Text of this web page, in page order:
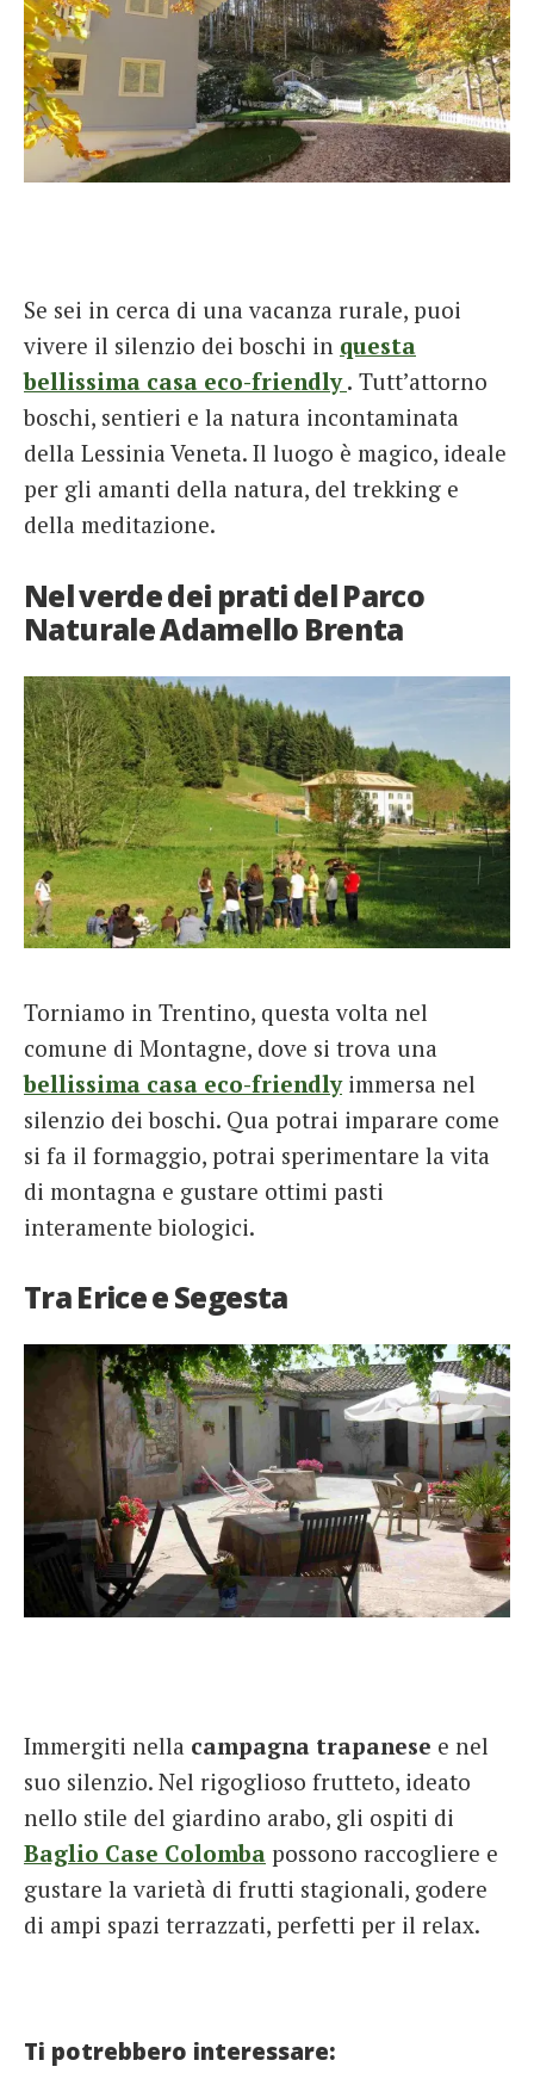
Se sei in cerca di una vacanza rurale, puoi
vivere il silenzio dei boschi in questa
bellissima casa eco-friendly. Tutt’attorno
boschi, sentieri e la natura incontaminata
della Lessinia Veneta. Il luogo è magico, ideale
per gli amanti della natura, del trekking e
della meditazione.
Nel verde dei prati del Parco
Naturale Adamello Brenta
Torniamo in Trentino, questa volta nel
comune di Montagne, dove si trova una
bellissima casa eco-friendlyimmersa nel
silenzio dei boschi. Qua potrai imparare come
si fa il formaggio, potrai sperimentare la vita
di montagna e gustare ottimi pasti
interamente biologici.
Tra Erice e Segesta
Immergiti nella campagna trapanese e nel
suo silenzio. Nel rigoglioso frutteto, ideato
nello stile del giardino arabo, gli ospiti di
Baglio Case Colomba possono raccogliere e
gustare la varietà di frutti stagionali, godere
di ampi spazi terrazzati, perfetti per il relax.
Ti potrebbero interessare: